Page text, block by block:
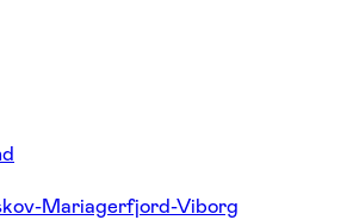
Mariagerfjord-Viborg